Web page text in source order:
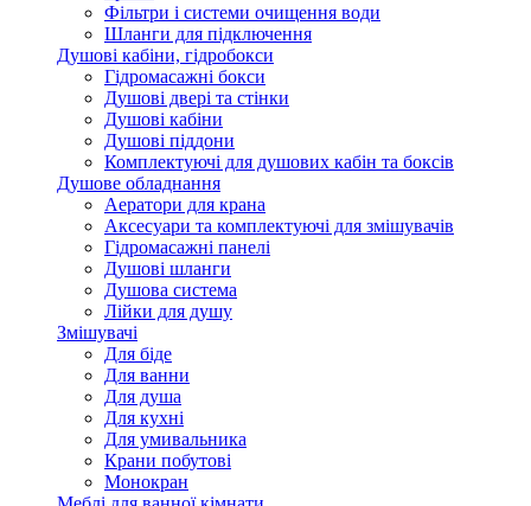
Фільтри і системи очищення води
Шланги для підключення
Душові кабіни, гідробокси
Гідромасажні бокси
Душові двері та стінки
Душові кабіни
Душові піддони
Комплектуючі для душових кабін та боксів
Душове обладнання
Аератори для крана
Аксесуари та комплектуючі для змішувачів
Гідромасажні панелі
Душові шланги
Душова система
Лійки для душу
Змішувачі
Для біде
Для ванни
Для душа
Для кухні
Для умивальника
Крани побутові
Монокран